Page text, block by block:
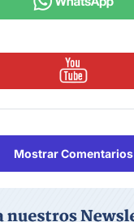
Mostrar Comentarios